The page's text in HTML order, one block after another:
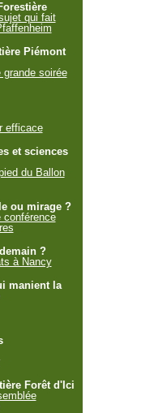
qui fait
Piémont
grande soirée
efficace
et sciences
du Ballon
ou mirage ?
conférence
?
à Nancy
manient la
Forêt d'Ici